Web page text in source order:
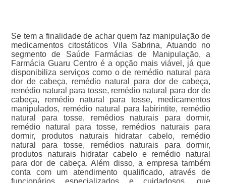
Se tem a finalidade de achar quem faz manipulação de
medicamentos citostáticos Vila Sabrina, Atuando no
segmento de Saúde Farmácias de Manipulação, a
Farmácia Guaru Centro é a opção mais viável, já que
disponibiliza serviços como o de remédio natural para
dor de cabeça, remédio natural para dor de cabeça,
remédio natural para tosse, remédio natural para dor de
cabeça, remédio natural para tosse, medicamentos
manipulados, remédio natural para labirintite, remédio
natural para tosse, remédios naturais para dormir,
remédio natural para tosse, remédios naturais para
dormir, produtos naturais hidratar cabelo, remédio
natural para tosse, remédios naturais para dormir,
produtos naturais hidratar cabelo e remédio natural
para dor de cabeça. Além disso, a empresa também
conta com um atendimento qualificado, através de
funcionários especializados e cuidadosos, que